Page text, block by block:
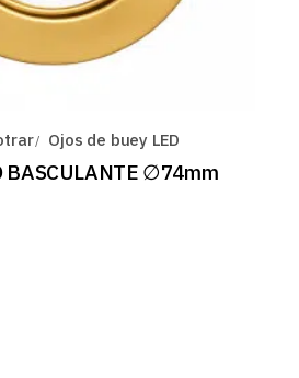
Ojos de buey LED
BASCULANTE ∅74mm